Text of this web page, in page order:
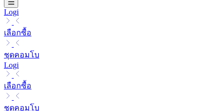
Logi
เลือกซื้อ
ชุดคอมโบ
Logi
เลือกซื้อ
ชุดคอมโบ